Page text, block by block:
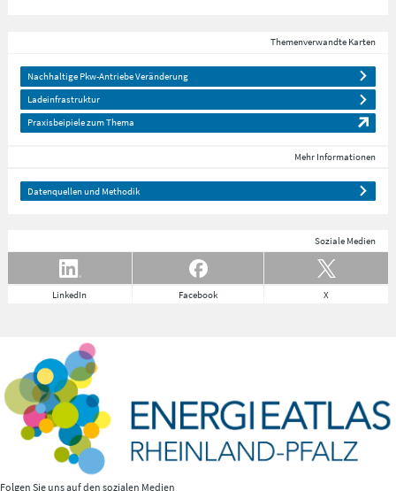
Themenverwandte Karten
Nachhaltige Pkw-Antriebe Veränderung
Ladeinfrastruktur
Praxisbeipiele zum Thema
Mehr Informationen
Datenquellen und Methodik
Soziale Medien
LinkedIn Facebook X
Folgen Sie uns auf den sozialen Medien